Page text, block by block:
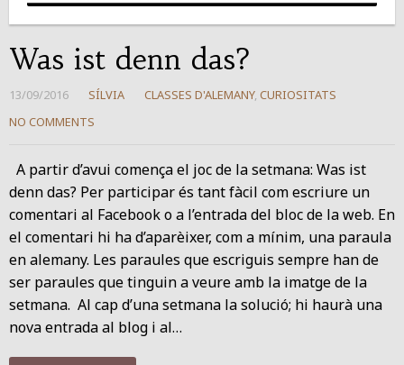
Was ist denn das?
13/09/2016 SÍLVIA CLASSES D'ALEMANY, CURIOSITATS
NO COMMENTS
A partir d’avui comença el joc de la setmana: Was ist
denn das? Per participar és tant fàcil com escriure un
comentari al Facebook o a l’entrada del bloc de la web. En
el comentari hi ha d’aparèixer, com a mínim, una paraula
en alemany. Les paraules que escriguis sempre han de
ser paraules que tinguin a veure amb la imatge de la
setmana. Al cap d’una setmana la solució; hi haurà una
nova entrada al blog i al…